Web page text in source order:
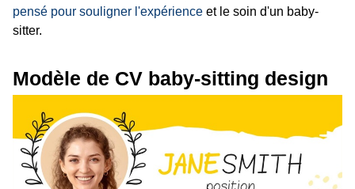
pensé pour souligner l'expérience et le soin d'un baby-
sitter.
Modèle de CV baby-sitting design